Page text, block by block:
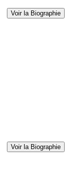
Voir la Biographie
Voir la Biographie